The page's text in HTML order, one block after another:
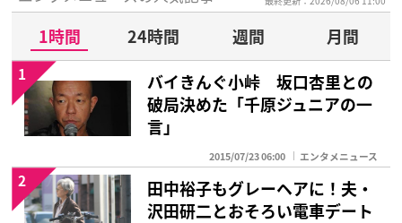
1時間 24時間 週間
月間
バイきんぐ小峠 坂口杏里との
破局決めた「千原ジュニアの一
言」
2015/07/23 06:00 エンタメニュース
1
田中裕子もグレーヘアに！夫・
沢田研二とおそろい電車デート
2